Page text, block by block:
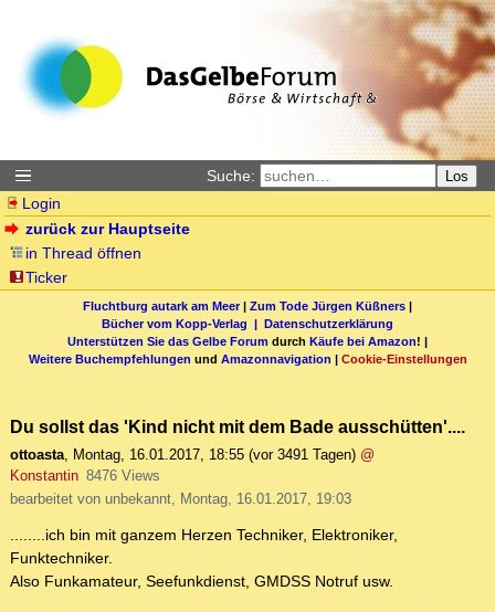
Suche: Los
Login
zurück zur Hauptseite
in Thread öffnen
Ticker
Fluchtburg autark am Meer| Zum Tode Jürgen Küßners |
Bücher vom Kopp-Verlag | Datenschutzerklärung
Unterstützen Sie das Gelbe Forum durch Käufe bei Amazon! |
Weitere Buchempfehlungen und Amazonnavigation | Cookie-Einstellungen
Du sollst das 'Kind nicht mit dem Bade ausschütten'....
ottoasta, Montag, 16.01.2017, 18:55 (vor 3491 Tagen) @
Konstantin 8476 Views
bearbeitet von unbekannt, Montag, 16.01.2017, 19:03
........ich bin mit ganzem Herzen Techniker, Elektroniker,
Funktechniker.
Also Funkamateur, Seefunkdienst, GMDSS Notruf usw.